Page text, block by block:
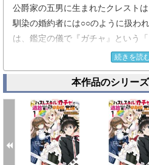
公爵家の五男に生まれたクレスト
馴染の婚約者には○○のように扱わ
は、鑑定の儀で『ガチャ』という
ル」を手に入れた。しかし、使い
と思われ、魔物が跋扈する下界に
その後、下界の森で魔物を討伐し
いることに気が付いたクレスト。
してみると、生活に便利なスキル
することができた。
クレストはそれらのスキルを使い
す…！
続きを読
本作品のシリー